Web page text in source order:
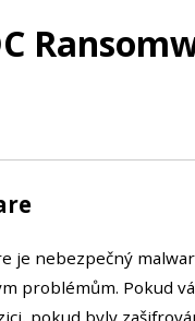
je nebezpečný
problémům. Pokud
pokud byly